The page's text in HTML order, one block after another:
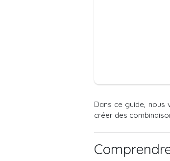
Dans ce guide,
créer des